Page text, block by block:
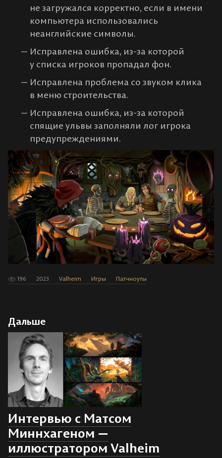
не загружался корректно, если в имени
компьютера использовались
неанглийские символы.
Исправлена ошибка, из-за которой
у списка игроков пропадал фон.
Исправлена проблема со звуком клика
в меню строительства.
Исправлена ошибка, из-за которой
спящие ульвы заполняли лог игрока
предупреждениями.
196 2023 Valheim Игры Патчноуты
Дальше
Интервью с Матсом
Миннхагеном —
иллюстратором Valheim